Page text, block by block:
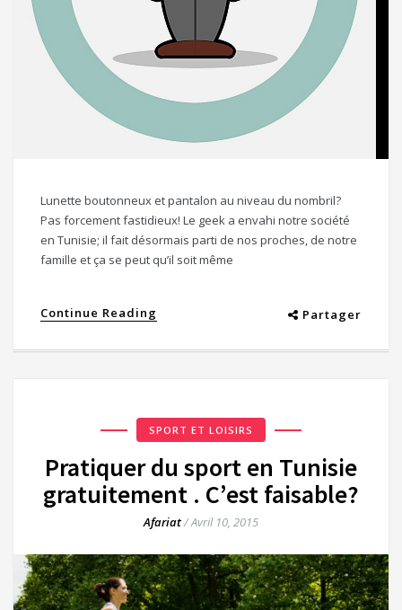
Lunette boutonneux et pantalon au niveau du nombril?
Pas forcement fastidieux! Le geek a envahi notre société
en Tunisie; il fait désormais parti de nos proches, de notre
famille et ça se peut qu’il soit même
Continue Reading Partager
SPORT ET LOISIRS
Pratiquer du sport en Tunisie
gratuitement . C’est faisable?
Afariat/Avril 10, 2015